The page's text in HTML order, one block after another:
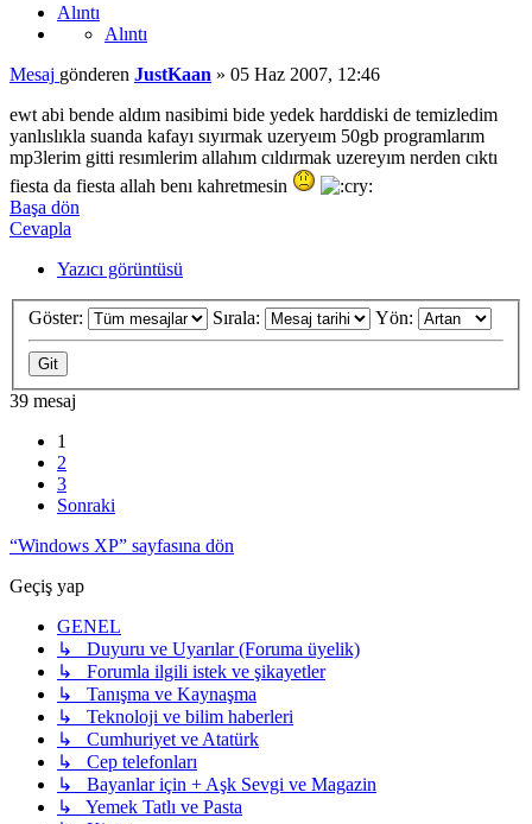
Alıntı
Alıntı
Mesaj gönderen JustKaan » 05 Haz 2007, 12:46
ewt abi bende aldım nasibimi bide yedek harddiski de temizledim
yanlıslıkla suanda kafayı sıyırmak uzeryeım 50gb programlarım
mp3lerim gitti resımlerim allahım cıldırmak uzereyım nerden cıktı
fiesta da fiesta allah benı kahretmesin
Başa dön
Cevapla
Yazıcı görüntüsü
Göster: Sırala: Yön:
39 mesaj
1
2
3
Sonraki
“Windows XP” sayfasına dön
Geçiş yap
GENEL
↳ Duyuru ve Uyarılar (Foruma üyelik)
↳ Forumla ilgili istek ve şikayetler
↳ Tanışma ve Kaynaşma
↳ Teknoloji ve bilim haberleri
↳ Cumhuriyet ve Atatürk
↳ Cep telefonları
↳ Bayanlar için + Aşk Sevgi ve Magazin
↳ Yemek Tatlı ve Pasta